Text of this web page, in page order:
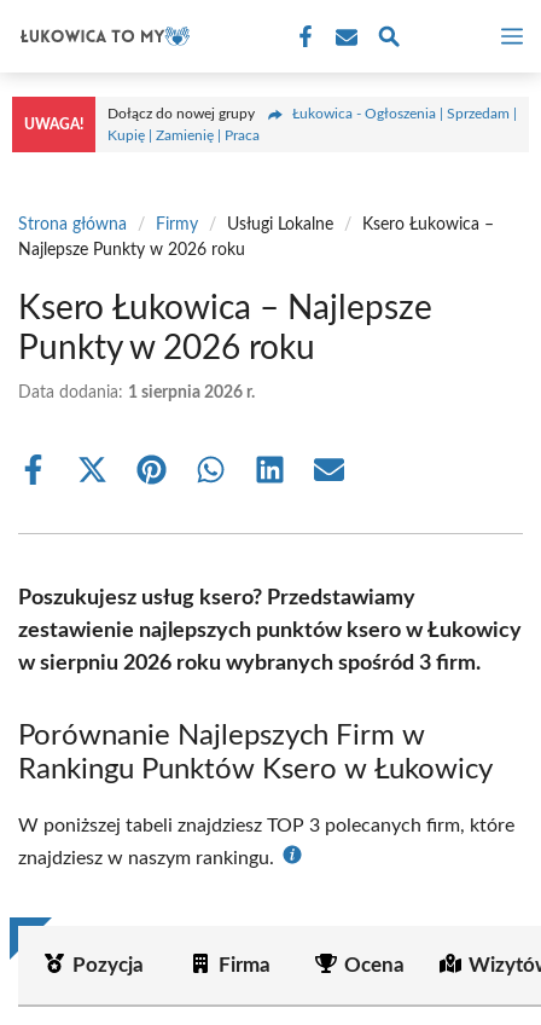
treści
UWAGA!
Dołącz do nowej grupy
Łukowica - Ogłoszenia | Sprzedam |
Kupię | Zamienię | Praca
Strona główna / Firmy / Usługi Lokalne /
Ksero Łukowica –
Najlepsze Punkty w 2026 roku
Ksero Łukowica – Najlepsze
Punkty w 2026 roku
Data dodania: 1 sierpnia 2026 r.
Share
Share
(Twitter)
Share Share Share Share
Poszukujesz usług ksero? Przedstawiamy
zestawienie najlepszych punktów ksero w Łukowicy
w sierpniu 2026 roku wybranych spośród 3 firm.
Porównanie Najlepszych Firm w
Rankingu Punktów Ksero w Łukowicy
W poniższej tabeli znajdziesz TOP 3 polecanych firm, które
znajdziesz w naszym rankingu.
Pozycja Firma Ocena